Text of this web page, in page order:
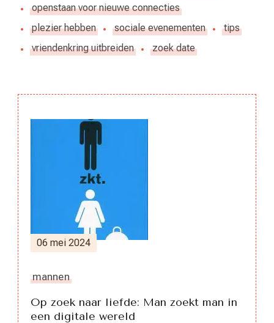
openstaan voor nieuwe connecties
plezier hebben
sociale evenementen
tips
vriendenkring uitbreiden
zoek date
Berichtnavigatie
06 mei 2024
mannen
Op zoek naar liefde: Man zoekt man in
een digitale wereld